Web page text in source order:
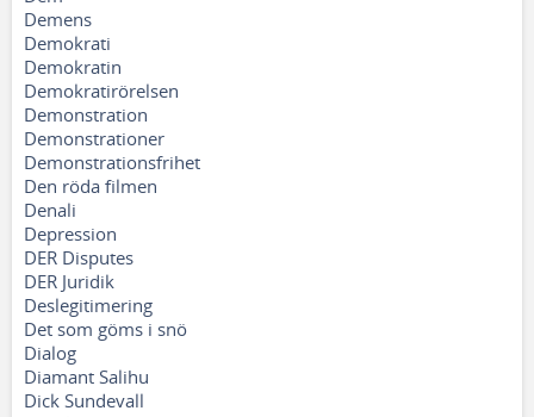
Demens
Demokrati
Demokratin
Demokratirörelsen
Demonstration
Demonstrationer
Demonstrationsfrihet
Den röda filmen
Denali
Depression
DER Disputes
DER Juridik
Deslegitimering
Det som göms i snö
Dialog
Diamant Salihu
Dick Sundevall